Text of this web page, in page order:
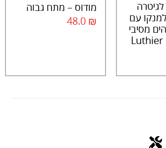
עם
מסיבי
מודוס – מתח גבוה
₪